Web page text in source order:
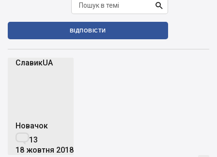

ВІДПОВІСТИ
СлавикUA
Новачок
13
18 жовтня 2018